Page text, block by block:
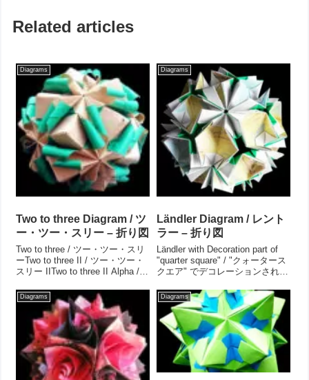
Related articles
Diagrams
Two to three Diagram / ツ
ー・ツー・スリー – 折り図
Two to three / ツー・ツー・スリ
ーTwo to three II / ツー・ツー・
スリー IITwo to three II Alpha /
three III / ツー・ツー・スリー
II...
Diagrams
Ländler Diagram / レント
ラー – 折り図
Ländler with Decoration part of
"quarter square" / "クォータース
クエア" でデコレーションされた
レントラー バリエーション III...
Diagrams Diagrams